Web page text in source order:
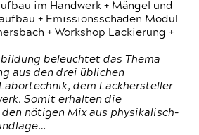
im Handwerk + Mängel und
+ Emissionsschäden Modul
+ Workshop Lackierung +
beleuchtet das Thema
aus den drei üblichen
dem Lackhersteller
Somit erhalten die
den nötigen Mix aus physikalisch-